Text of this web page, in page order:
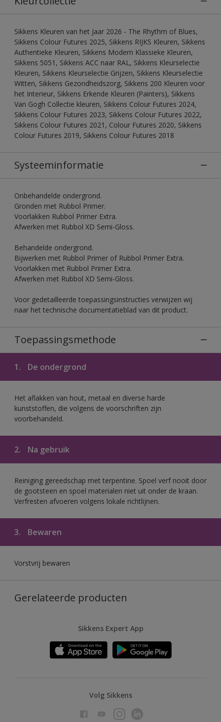
Sikkens Kleuren van het Jaar 2026 - The Rhythm of Blues,
Sikkens Colour Futures 2025, Sikkens RIJKS Kleuren, Sikkens
Authentieke Kleuren, Sikkens Modern Klassieke Kleuren,
Sikkens 5051, Sikkens ACC naar RAL, Sikkens Kleurselectie
Kleuren, Sikkens Kleurselectie Grijzen, Sikkens Kleurselectie
Witten, Sikkens Gezondheidszorg, Sikkens 200 Kleuren voor
het Interieur, Sikkens Erkende Kleuren (Painters), Sikkens
Van Gogh Collectie kleuren, Sikkens Colour Futures 2024,
Sikkens Colour Futures 2023, Sikkens Colour Futures 2022,
Sikkens Colour Futures 2021, Colour Futures 2020, Sikkens
Colour Futures 2019, Sikkens Colour Futures 2018
Systeeminformatie
Onbehandelde ondergrond.
Gronden met Rubbol Primer.
Voorlakken Rubbol Primer Extra.
Afwerken met Rubbol XD Semi-Gloss.
Behandelde ondergrond.
Bijwerken met Rubbol Primer of Rubbol Primer Extra.
Voorlakken met Rubbol Primer Extra.
Afwerken met Rubbol XD Semi-Gloss.
Voor gedetailleerde toepassingsinstructies verwijzen wij
naar het technische documentatieblad van dit product.
Toepassingsmethode
1. De ondergrond
Het aflakken van hout, metaal en diverse harde
kunststoffen, die volgens de voorschriften zijn
voorbehandeld.
2. Na gebruik
Reiniging gereedschap met terpentine. Spoel verf nooit door
de gootsteen en spoel materialen niet uit onder de kraan.
Verfresten afvoeren volgens lokale richtlijnen.
3. Bewaren
Vorstvrij bewaren
Gerelateerde producten
Sikkens Expert App
Volg Sikkens